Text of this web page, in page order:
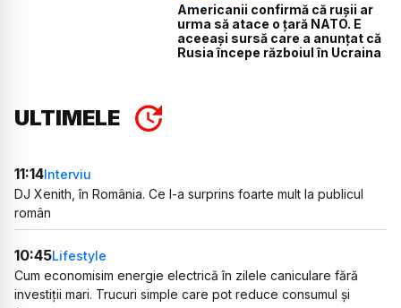
Americanii confirmă că rușii ar
urma să atace o țară NATO. E
aceeași sursă care a anunțat că
Rusia începe războiul în Ucraina
ULTIMELE
11:14Interviu
DJ Xenith, în România. Ce l-a surprins foarte mult la publicul
român
10:45Lifestyle
Cum economisim energie electrică în zilele caniculare fără
investiții mari. Trucuri simple care pot reduce consumul și